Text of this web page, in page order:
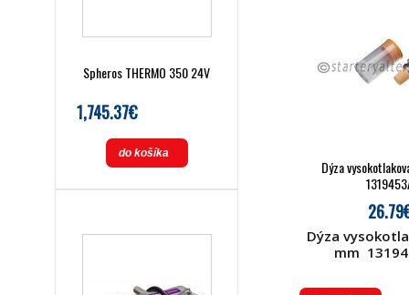
Spheros THERMO 350 24V
1,745.37€
do košíka
Dýza
Dýza
mm